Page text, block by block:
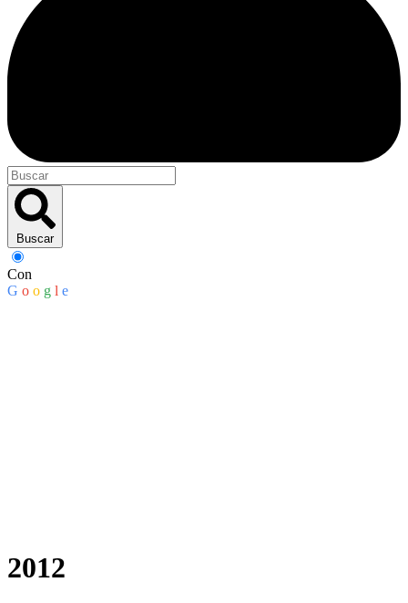
Buscar
Con
G o o g l e
2012